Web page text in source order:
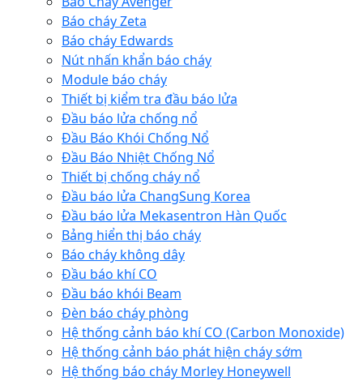
Báo cháy Zeta
Báo cháy Edwards
Nút nhấn khẩn báo cháy
Module báo cháy
Thiết bị kiểm tra đầu báo lửa
Đầu báo lửa chống nổ
Đầu Báo Khói Chống Nổ
Đầu Báo Nhiệt Chống Nổ
Thiết bị chống cháy nổ
Đầu báo lửa ChangSung Korea
Đầu báo lửa Mekasentron Hàn Quốc
Bảng hiển thị báo cháy
Báo cháy không dây
Đầu báo khí CO
Đầu báo khói Beam
Đèn báo cháy phòng
Hệ thống cảnh báo khí CO (Carbon Monoxide)
Hệ thống cảnh báo phát hiện cháy sớm
Hệ thống báo cháy Morley Honeywell